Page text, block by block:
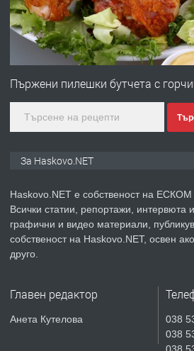
ПРЕДЛАГА
Продавам
асфалт 0889
ПРЕДЛАГА
№4119
Къртене на
Пържени пилешки бутчета с
За Haskovo.NET
Haskovo.NET е собственост на
Всички статии, репортажи, интервюта и
графични и видео материали,
собственост на Haskovo.NET, освен
друго.
Главен редактор
Анета Кутелова
038
038